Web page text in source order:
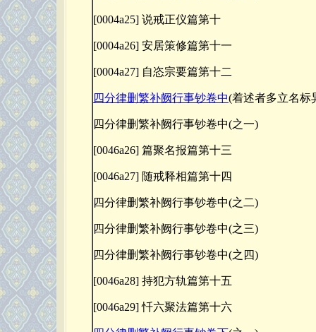
[0004a25] 说戒正仪篇第十
[0004a26] 安居策修篇第十一
[0004a27] 自恣宗要篇第十二
四分律删繁补阙行事钞卷中(着述者多立名标
四分律删繁补阙行事钞卷中(之一)
[0046a26] 篇聚名报篇第十三
[0046a27] 随戒释相篇第十四
四分律删繁补阙行事钞卷中(之二)
四分律删繁补阙行事钞卷中(之三)
四分律删繁补阙行事钞卷中(之四)
[0046a28] 持犯方轨篇第十五
[0046a29] 忏六聚法篇第十六